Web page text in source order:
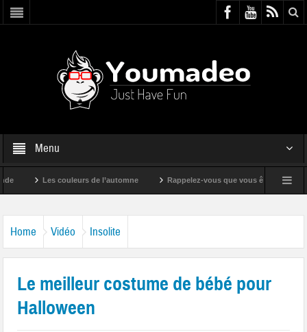
Menu
Les couleurs de l’automne Rappelez-vous que vous êtes super !
Home Vidéo Insolite
Le meilleur costume de bébé pour
Halloween